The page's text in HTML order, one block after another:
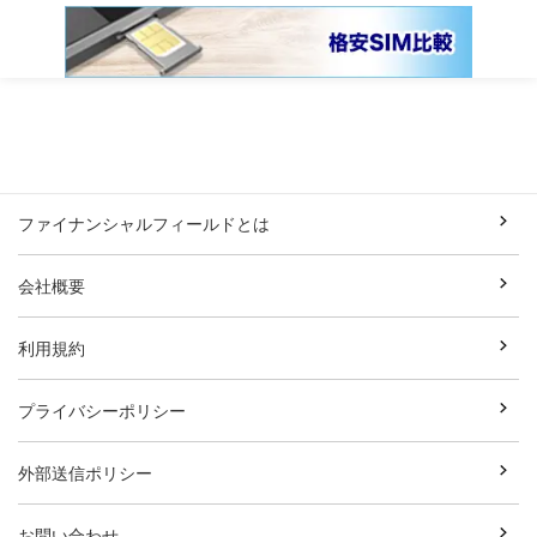
ファイナンシャルフィールドとは
会社概要
利用規約
プライバシーポリシー
外部送信ポリシー